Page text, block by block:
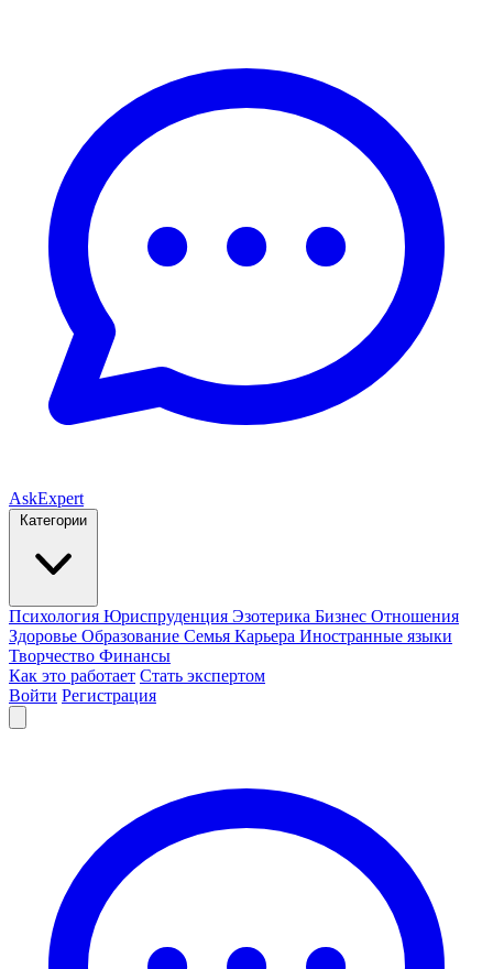
AskExpert
Категории
Психология Юриспруденция Эзотерика Бизнес Отношения
Здоровье Образование Семья Карьера Иностранные языки
Творчество Финансы
Как это работает Стать экспертом
Войти Регистрация